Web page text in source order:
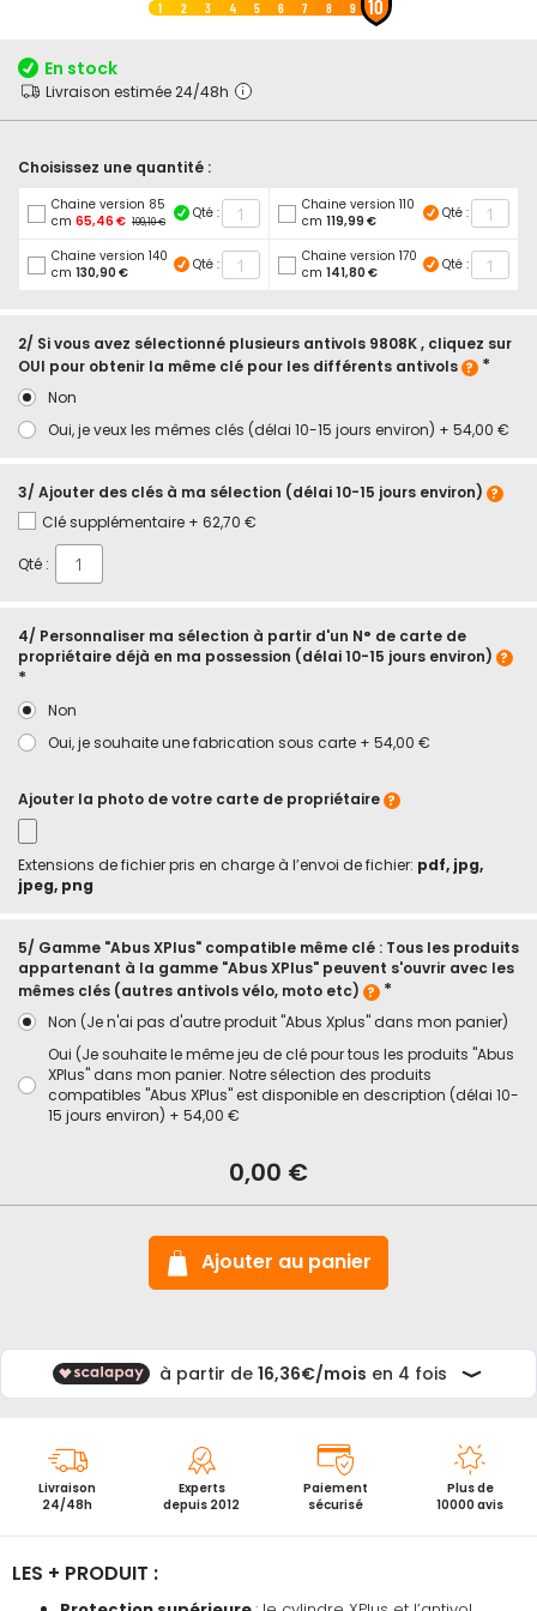
de
la
1 2 3 4 5 6 7 8 9 10
LES + PRODUIT :
En stock
Livraison estimée 24/48h
Choisissez une quantité :
Chaine version 85
cm 65,46 € 109,10 €
Qté :
Chaine version 110
cm 119,99 € Qté :
Chaine version 140
cm 130,90 € Qté :
Chaine version 170
cm 141,80 € Qté :
2/ Si vous avez sélectionné plusieurs antivols 9808K , cliquez sur
OUI pour obtenir la même clé pour les différents antivols
Non
Oui, je veux les mêmes clés (délai 10-15 jours environ) + 54,00 €
3/ Ajouter des clés à ma sélection (délai 10-15 jours environ)
Clé supplémentaire + 62,70 €
Qté :
4/ Personnaliser ma sélection à partir d'un N° de carte de
propriétaire déjà en ma possession (délai 10-15 jours environ)
Non
Oui, je souhaite une fabrication sous carte + 54,00 €
Ajouter la photo de votre carte de propriétaire
Extensions de fichier pris en charge à l’envoi de fichier: pdf, jpg,
jpeg, png
5/ Gamme "Abus XPlus" compatible même clé : Tous les produits
appartenant à la gamme "Abus XPlus" peuvent s'ouvrir avec les
mêmes clés (autres antivols vélo, moto etc)
Non (Je n'ai pas d'autre produit "Abus Xplus" dans mon panier)
Oui (Je souhaite le même jeu de clé pour tous les produits "Abus
XPlus" dans mon panier. Notre sélection des produits
compatibles "Abus XPlus" est disponible en description (délai 10-
15 jours environ) + 54,00 €
Steel-
0,00 €
Ajouter au panier
Livraison
24/48h
Experts
depuis 2012
Paiement
sécurisé
Plus de
10000 avis